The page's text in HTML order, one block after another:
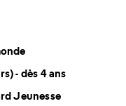
- dès 4 ans
Jeunesse